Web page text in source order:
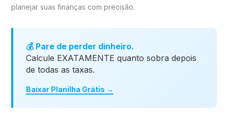
planejar suas finanças com precisão.
💰 Pare de perder dinheiro.
Calcule EXATAMENTE quanto sobra depois
de todas as taxas.
Baixar Planilha Grátis →